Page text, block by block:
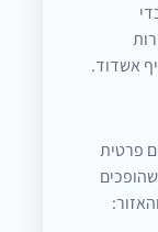
אשדוד.
פרטית